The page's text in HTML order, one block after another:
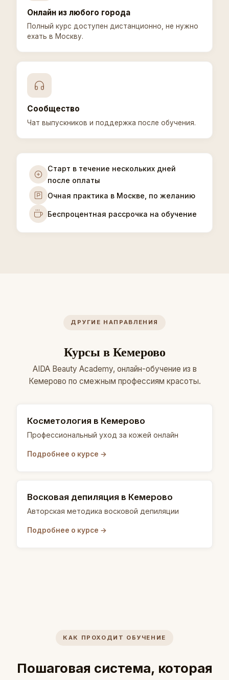
Онлайн из любого города
Полный курс доступен дистанционно, не нужно
ехать в Москву.
Сообщество
Чат выпускников и поддержка после обучения.
Старт в течение нескольких дней
после оплаты
Очная практика в Москве, по желанию
Беспроцентная рассрочка на обучение
ДРУГИЕ НАПРАВЛЕНИЯ
Курсы в Кемерово
AIDA Beauty Academy, онлайн-обучение из в
Кемерово по смежным профессиям красоты.
Косметология в Кемерово
Профессиональный уход за кожей онлайн
Подробнее о курсе →
Восковая депиляция в Кемерово
Авторская методика восковой депиляции
Подробнее о курсе →
КАК ПРОХОДИТ ОБУЧЕНИЕ
Пошаговая система, которая